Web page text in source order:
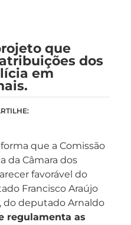
que
dos
em
que a Comissão
da Câmara dos
favorável do
Francisco Araújo
, do deputado Arnaldo
regulamenta as